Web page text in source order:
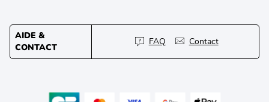
AIDE &
CONTACT
FAQ Contact